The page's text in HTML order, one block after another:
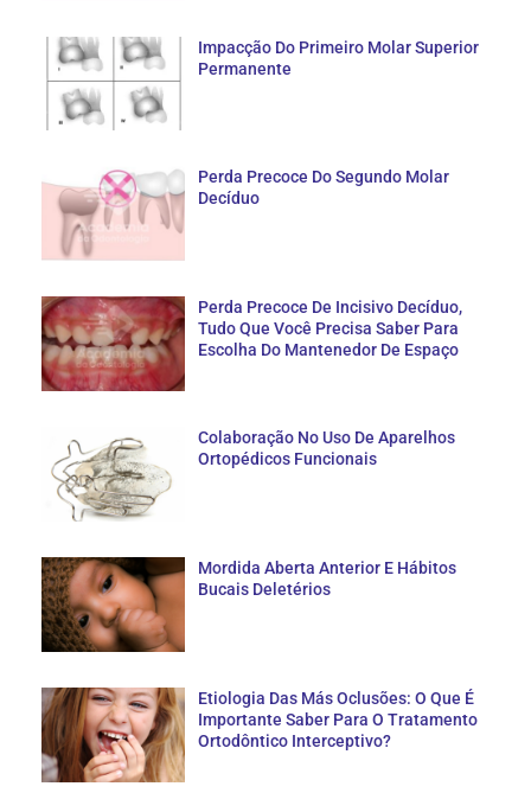
Impacção Do Primeiro Molar Superior
Permanente
Perda Precoce Do Segundo Molar
Decíduo
Perda Precoce De Incisivo Decíduo,
Tudo Que Você Precisa Saber Para
Escolha Do Mantenedor De Espaço
Colaboração No Uso De Aparelhos
Ortopédicos Funcionais
Mordida Aberta Anterior E Hábitos
Bucais Deletérios
Etiologia Das Más Oclusões: O Que É
Importante Saber Para O Tratamento
Ortodôntico Interceptivo?